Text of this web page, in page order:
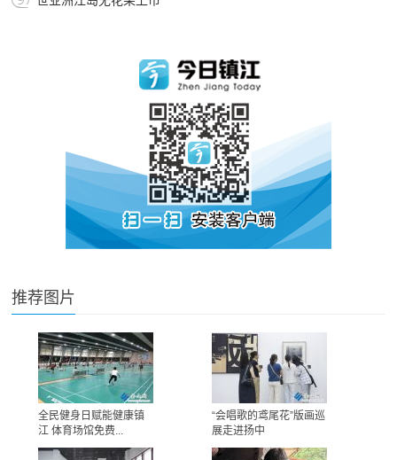
推荐图片
全民健身日赋能健康镇
江 体育场馆免费...
“会唱歌的鸢尾花”版画巡
展走进扬中